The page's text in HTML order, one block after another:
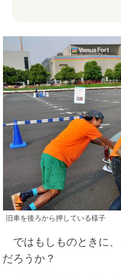
旧車を後ろから押している様子
ではもしものときに
だろうか？